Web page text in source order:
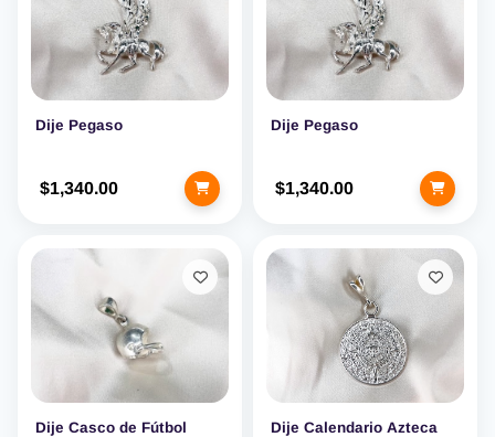
Dije Pegaso
$1,340.00
Dije Pegaso
$1,340.00
Dije Casco de Fútbol
Dije Calendario Azteca